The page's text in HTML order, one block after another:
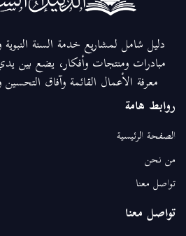
دليل شامل لمشاريع خدمة السنة
مبادرات ومنتجات وأفكار، يضع بين
معرفة الأعمال القائمة وآفاق التحسين
روابط هامة
الصفحة الرئيسية
من نحن
تواصل معنا
تواصل معنا